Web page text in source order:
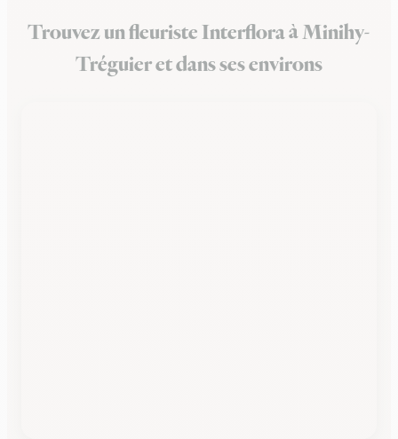
Trouvez un fleuriste Interflora à Minihy-
Tréguier et dans ses environs